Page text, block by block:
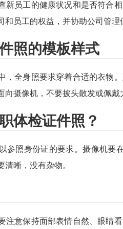
新员工的健康状况和是否符合
和员工的权益，并协助公司管理
照的模板样式
，全身照要求穿着合适的衣物
向摄像机，不要披头散发或佩戴
体检证件照？
参照身份证的要求。摄像机要
晰，没有杂物。
注意保持面部表情自然、眼睛